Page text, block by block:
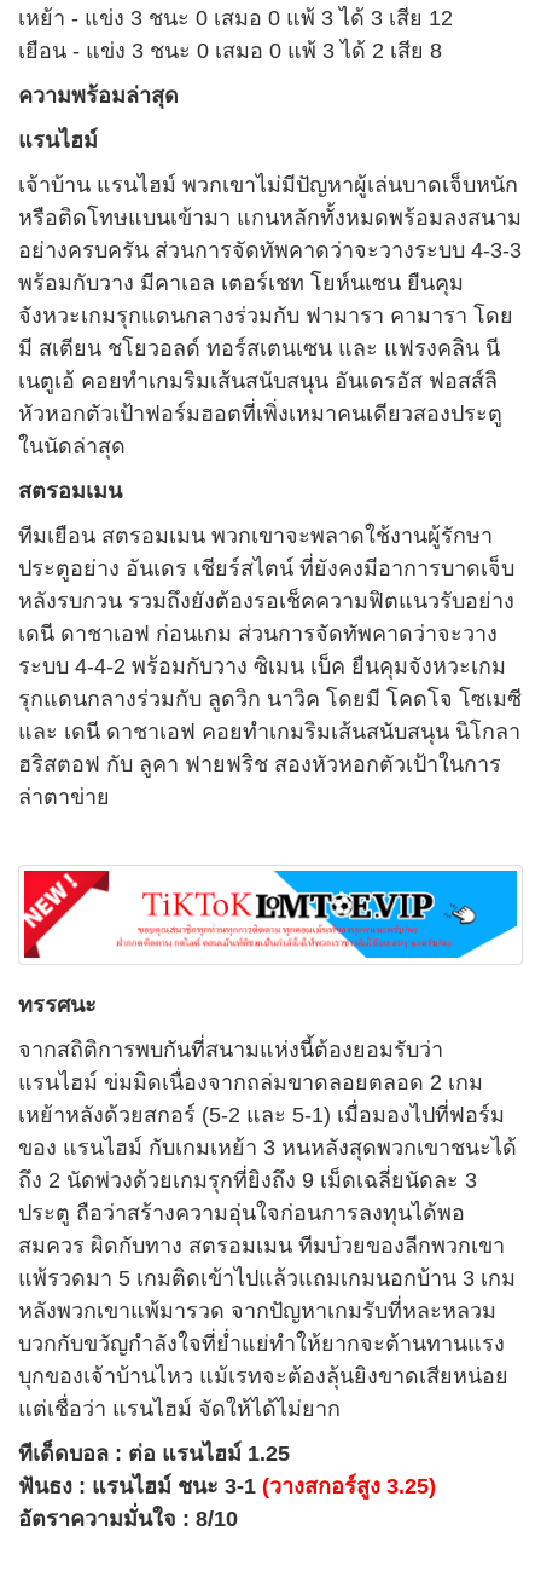
เหย้า - แข่ง 3 ชนะ 0 เสมอ 0 แพ้ 3 ได้ 3 เสีย 12
เยือน - แข่ง 3 ชนะ 0 เสมอ 0 แพ้ 3 ได้ 2 เสีย 8
ความพร้อมล่าสุด
แรนไฮม์
เจ้าบ้าน แรนไฮม์ พวกเขาไม่มีปัญหาผู้เล่นบาดเจ็บหนัก
หรือติดโทษแบนเข้ามา แกนหลักทั้งหมดพร้อมลงสนาม
อย่างครบครัน ส่วนการจัดทัพคาดว่าจะวางระบบ 4-3-3
พร้อมกับวาง มีคาเอล เตอร์เชท โยห์นเซน ยืนคุม
จังหวะเกมรุกแดนกลางร่วมกับ ฟามารา คามารา โดย
มี สเตียน ชโยวอลด์ ทอร์สเตนเซน และ แฟรงคลิน นี
เนตูเอ้ คอยทำเกมริมเส้นสนับสนุน อันเดรอัส ฟอสส์ลิ
หัวหอกตัวเป้าฟอร์มฮอตที่เพิ่งเหมาคนเดียวสองประตู
ในนัดล่าสุด
สตรอมเมน
ทีมเยือน สตรอมเมน พวกเขาจะพลาดใช้งานผู้รักษา
ประตูอย่าง อันเดร เชียร์สไตน์ ที่ยังคงมีอาการบาดเจ็บ
หลังรบกวน รวมถึงยังต้องรอเช็คความฟิตแนวรับอย่าง
เดนี ดาชาเอฟ ก่อนเกม ส่วนการจัดทัพคาดว่าจะวาง
ระบบ 4-4-2 พร้อมกับวาง ซิเมน เบ็ค ยืนคุมจังหวะเกม
รุกแดนกลางร่วมกับ ลูดวิก นาวิค โดยมี โคดโจ โซเมซี
และ เดนี ดาชาเอฟ คอยทำเกมริมเส้นสนับสนุน นิโกลา
ฮริสตอฟ กับ ลูคา ฟายฟริช สองหัวหอกตัวเป้าในการ
ล่าตาข่าย
ทรรศนะ
จากสถิติการพบกันที่สนามแห่งนี้ต้องยอมรับว่า
แรนไฮม์ ข่มมิดเนื่องจากถล่มขาดลอยตลอด 2 เกม
เหย้าหลังด้วยสกอร์ (5-2 และ 5-1) เมื่อมองไปที่ฟอร์ม
ของ แรนไฮม์ กับเกมเหย้า 3 หนหลังสุดพวกเขาชนะได้
ถึง 2 นัดพ่วงด้วยเกมรุกที่ยิงถึง 9 เม็ดเฉลี่ยนัดละ 3
ประตู ถือว่าสร้างความอุ่นใจก่อนการลงทุนได้พอ
สมควร ผิดกับทาง สตรอมเมน ทีมบ๋วยของลีกพวกเขา
แพ้รวดมา 5 เกมติดเข้าไปแล้วแถมเกมนอกบ้าน 3 เกม
หลังพวกเขาแพ้มารวด จากปัญหาเกมรับที่หละหลวม
บวกกับขวัญกำลังใจที่ย่ำแย่ทำให้ยากจะต้านทานแรง
บุกของเจ้าบ้านไหว แม้เรทจะต้องลุ้นยิงขาดเสียหน่อย
แต่เชื่อว่า แรนไฮม์ จัดให้ได้ไม่ยาก
ทีเด็ดบอล : ต่อ แรนไฮม์ 1.25
ฟันธง : แรนไฮม์ ชนะ 3-1 (วางสกอร์สูง 3.25)
อัตราความมั่นใจ : 8/10